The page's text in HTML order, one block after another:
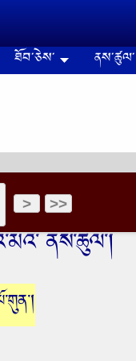
ཐོབ༌ཅེས༌ ནས༌ཚུལ༌